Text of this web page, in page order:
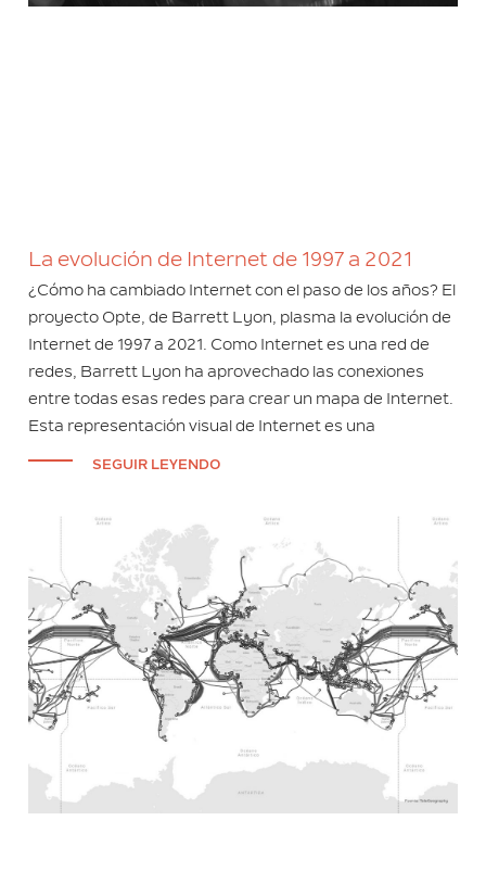
La evolución de Internet de 1997 a 2021
¿Cómo ha cambiado Internet con el paso de los años? El
proyecto Opte, de Barrett Lyon, plasma la evolución de
Internet de 1997 a 2021. Como Internet es una red de
redes, Barrett Lyon ha aprovechado las conexiones
entre todas esas redes para crear un mapa de Internet.
Esta representación visual de Internet es una
SEGUIR LEYENDO